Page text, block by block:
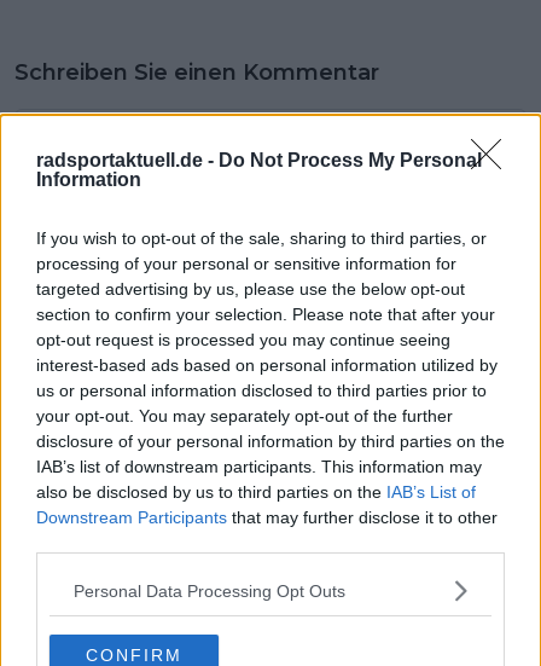
radsportaktuell.de - Do Not Process My Personal
Information
If you wish to opt-out of the sale, sharing to third parties, or
processing of your personal or sensitive information for
targeted advertising by us, please use the below opt-out
section to confirm your selection. Please note that after your
opt-out request is processed you may continue seeing
interest-based ads based on personal information utilized by
us or personal information disclosed to third parties prior to
your opt-out. You may separately opt-out of the further
disclosure of your personal information by third parties on the
IAB’s list of downstream participants. This information may
also be disclosed by us to third parties on the IAB’s List of
Downstream Participants that may further disclose it to other
Personal Data Processing Opt Outs
CONFIRM
Schreiben Sie einen Kommentar
SENDEN